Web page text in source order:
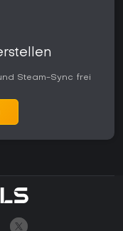
Steam-Sync frei